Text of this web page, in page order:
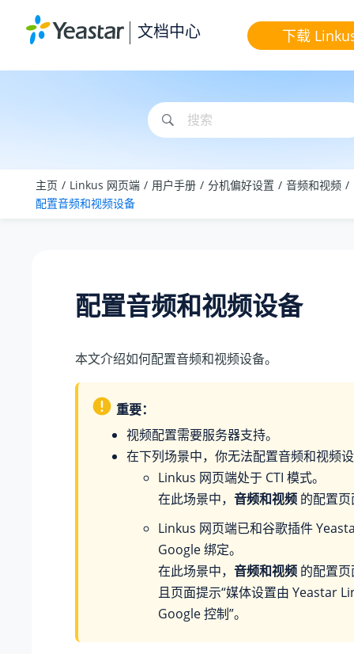
文档中心 下载
主页 Linkus 网页端 用户手册 分机偏好设置
音频和视频
配置音频和视频设备
配置音频和视频设备
本文介绍如何配置音频和视频设备。
重要：
视频配置需要服务器支持。
在下列场景中，你无法配置音频和视频
Linkus 网页端处于 CTI 模式。
在此场景中， 音频和视频的配置页
Linkus 网页端已和谷歌插件
Google 绑定。
在此场景中， 音频和视频的配置页
且页面提示“媒体设置由 Yeastar
Google 控制”。